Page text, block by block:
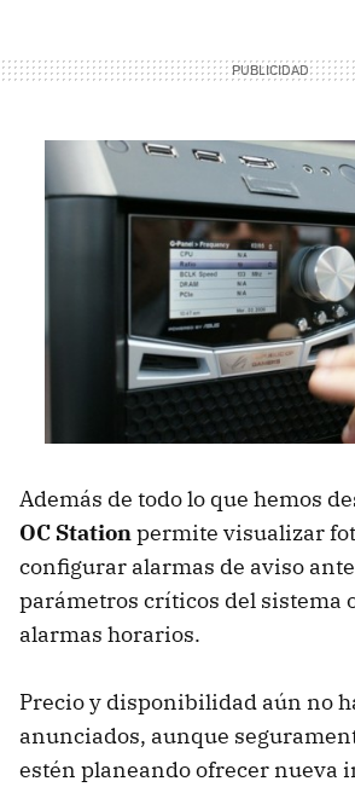
Además de todo lo que hemos
OC Stationpermite visualizar
configurar alarmas de aviso
parámetros críticos del sistema
alarmas horarios.
Precio y disponibilidad aún no
anunciados, aunque
estén planeando ofrecer nueva